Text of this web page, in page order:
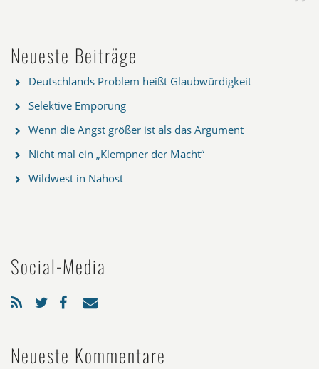
Neueste Beiträge
Deutschlands Problem heißt Glaubwürdigkeit
Selektive Empörung
Wenn die Angst größer ist als das Argument
Nicht mal ein „Klempner der Macht“
Wildwest in Nahost
Social-Media
Neueste Kommentare